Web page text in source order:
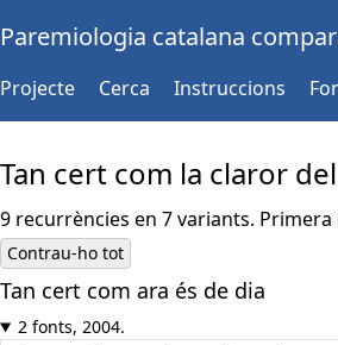
Paremiologia catalana
Projecte Cerca Instruccions
Tan cert com la claror
9 recurrències en 7 variants. Primera
Contrau-ho tot
Tan cert com ara és de dia
2 fonts, 2004.